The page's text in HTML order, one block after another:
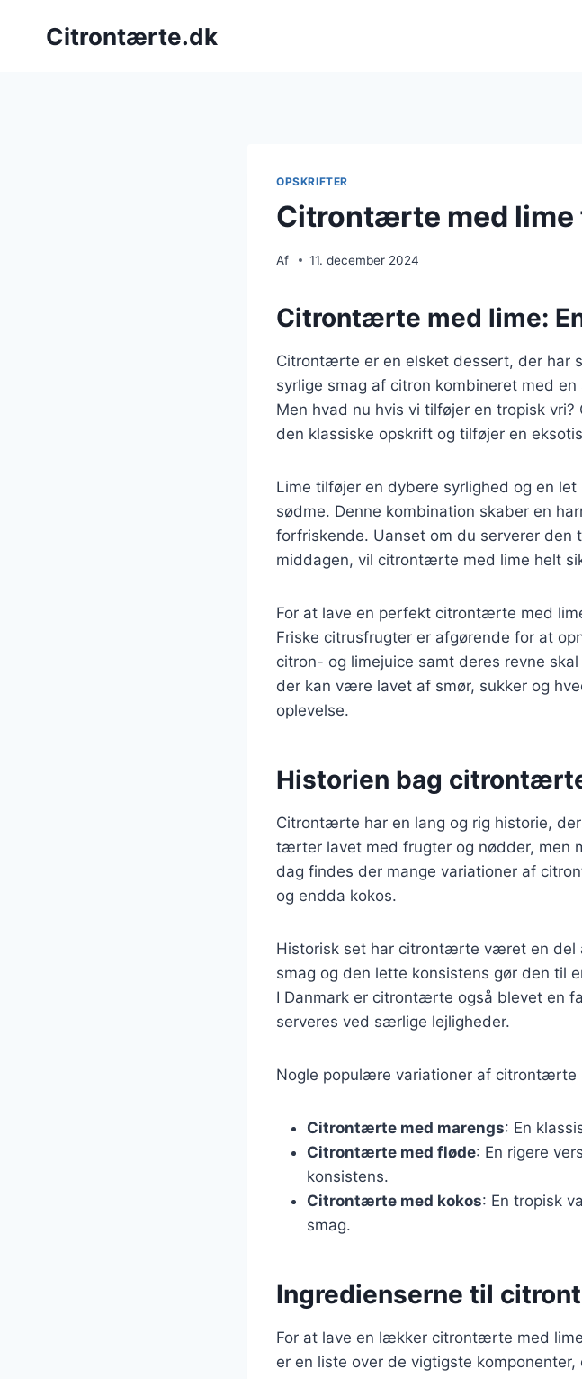
Citrontærte.dk
OPSKRIFTER
Citrontærte med lime
Af 11. december 2024
Citrontærte med lime:
Citrontærte er en elsket dessert, der har
syrlige smag af citron kombineret med
Men hvad nu hvis vi tilføjer en tropisk
den klassiske opskrift og tilføjer en
Lime tilføjer en dybere syrlighed og en
sødme. Denne kombination skaber en
forfriskende. Uanset om du serverer
middagen, vil citrontærte med lime helt
For at lave en perfekt citrontærte med
Friske citrusfrugter er afgørende for at
citron- og limejuice samt deres revne
der kan være lavet af smør, sukker og
oplevelse.
Historien bag
Citrontærte har en lang og rig historie,
tærter lavet med frugter og nødder, men
dag findes der mange variationer af
og endda kokos.
Historisk set har citrontærte været en del
smag og den lette konsistens gør den til
I Danmark er citrontærte også blevet en
serveres ved særlige lejligheder.
Nogle populære variationer af citrontærte
Citrontærte med marengs: En
Citrontærte med fløde: En rigere
konsistens.
Citrontærte med kokos: En tropisk
smag.
Ingredienserne til
For at lave en lækker citrontærte med
er en liste over de vigtigste komponenter,